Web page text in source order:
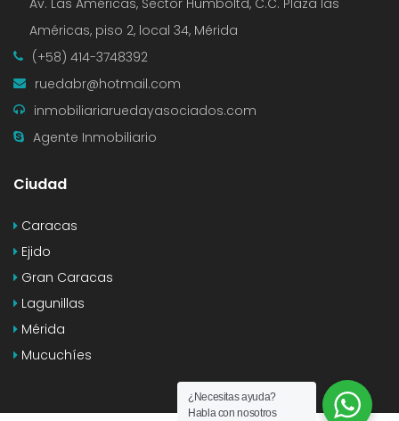
Av. Las Américas, Sector Humboltd, C.C. Plaza las
Américas, piso 2, local 34, Mérida
(+58) 414-3748392
ruedabr@hotmail.com
inmobiliariaruedayasociados.com
Agente Inmobiliario
Ciudad
Caracas
Ejido
Gran Caracas
Lagunillas
Mérida
Mucuchíes
¿Necesitas ayuda?
Habla con nosotros